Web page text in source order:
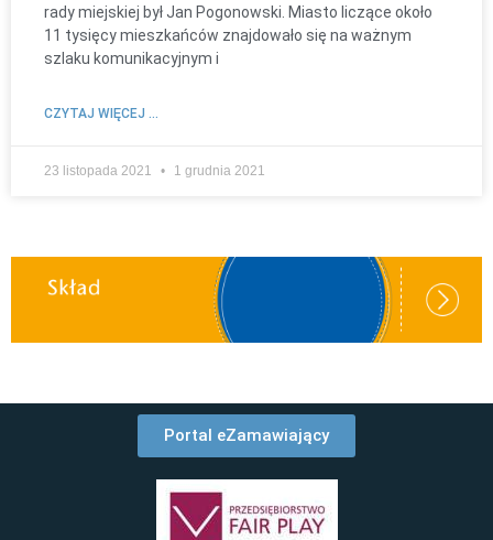
rady miejskiej był Jan Pogonowski. Miasto liczące około
11 tysięcy mieszkańców znajdowało się na ważnym
szlaku komunikacyjnym i
CZYTAJ WIĘCEJ ...
23 listopada 2021 1 grudnia 2021
Portal eZamawiający